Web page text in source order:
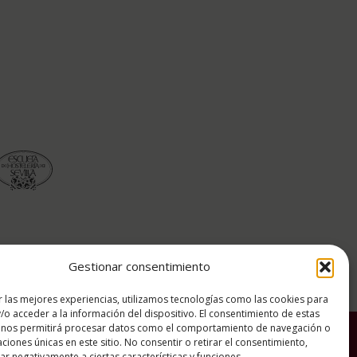
Gestionar consentimiento
las mejores experiencias, utilizamos tecnologías como las cookies para
o acceder a la información del dispositivo. El consentimiento de estas
permitirá procesar datos como el comportamiento de navegación o
únicas en este sitio. No consentir o retirar el consentimiento,
de cookies Política de privacidad